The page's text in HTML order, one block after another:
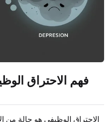
فهم الاحتراق
الاحتراق الوظيفي هو حالة من